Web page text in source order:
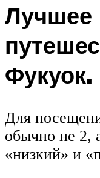
Лучшее
Фукуок.
Для
обычно не 2,
«низкий» и